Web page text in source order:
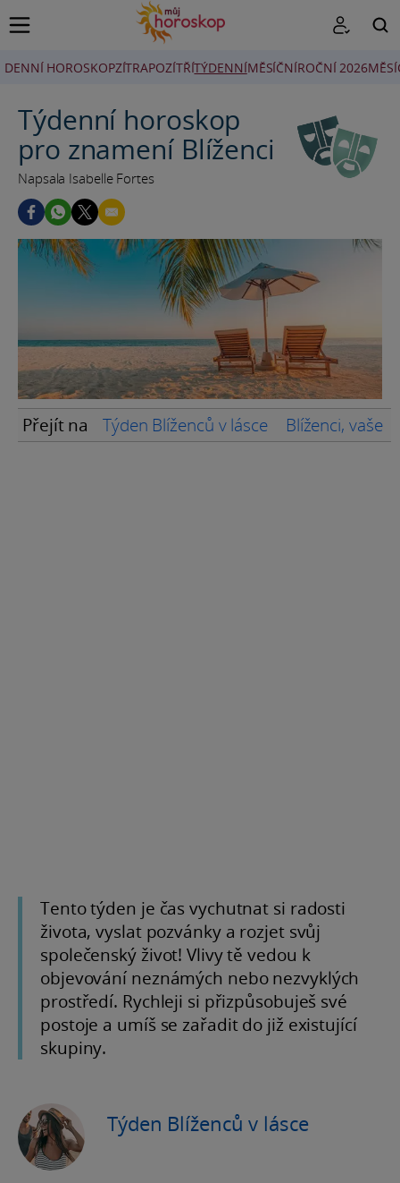
DENNÍ HOROSKOPZÍTRAPOZÍTŘÍTÝDENNÍMĚSÍČNÍROČNÍ 2026
Týdenní horoskop
pro znamení Blíženci
Napsala Isabelle Fortes
Přejít na Týden Blíženců v lásce Blíženci, vaše
Tento týden je čas vychutnat si radosti
života, vyslat pozvánky a rozjet svůj
společenský život! Vlivy tě vedou k
objevování neznámých nebo nezvyklých
prostředí. Rychleji si přizpůsobuješ své
postoje a umíš se zařadit do již existující
skupiny.
Týden Blíženců v lásce